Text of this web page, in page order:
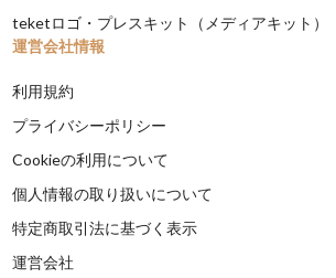
teketロゴ・プレスキット（メディアキット）
運営会社情報
利用規約
プライバシーポリシー
Cookieの利用について
個人情報の取り扱いについて
特定商取引法に基づく表示
運営会社